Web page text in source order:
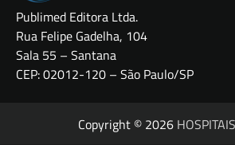
Publimed Editora Ltda.
Rua Felipe Gadelha, 104
Sala 55 – Santana
CEP: 02012-120 – São Paulo/SP
Copyright © 2026